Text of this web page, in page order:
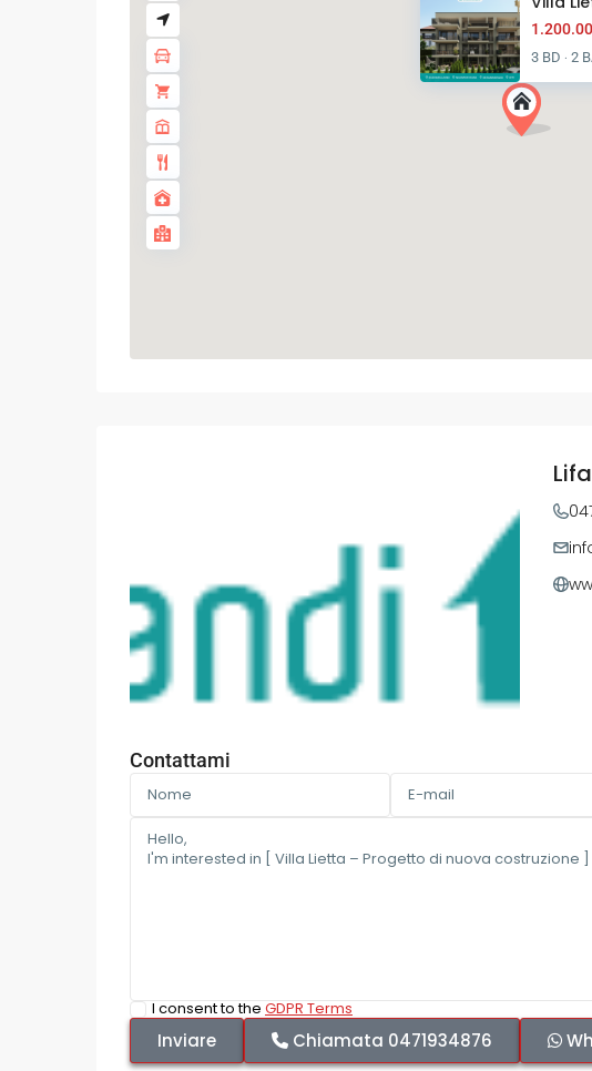
3 BD · 2
Contattami
I consent to theGDPR Terms
Chiamata 0471934876